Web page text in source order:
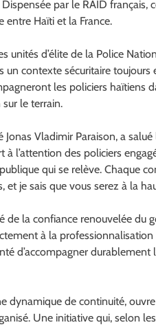
par le RAID français,
entre Haïti et la France.
d’élite de la Police
contexte sécuritaire toujours
les policiers haïtiens
le terrain.
Vladimir Paraison, a
l’attention des policiers
qui se relève. Chaque
je sais que vous serez à la
de la confiance renouvelée du
à la professionnalisation
d’accompagner
dynamique de continuité,
Une initiative qui, selon